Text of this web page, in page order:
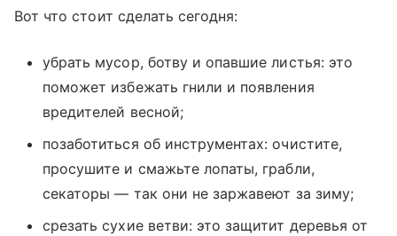
Вот что стоит сделать сегодня:
убрать мусор, ботву и опавшие листья: это
поможет избежать гнили и появления
вредителей весной;
позаботиться об инструментах: очистите,
просушите и смажьте лопаты, грабли,
секаторы — так они не заржавеют за зиму;
срезать сухие ветви: это защитит деревья от